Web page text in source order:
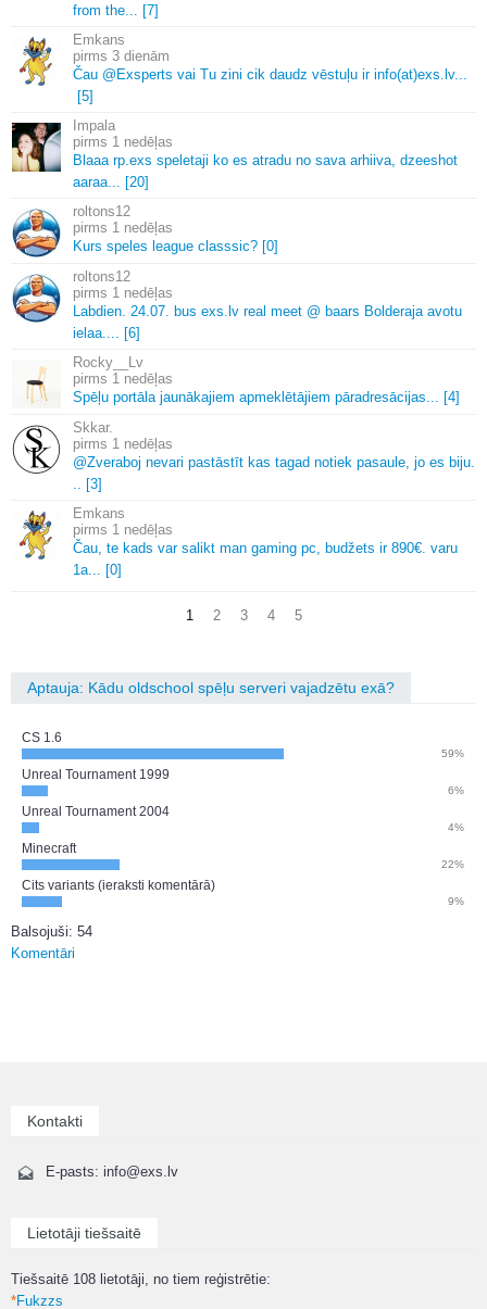
from the.
[7]
Emkans
3 dienām
Čau @Exsperts vai Tu zini cik daudz vēstuļu ir info(at)exs. lv.
[5]
Impala
1 nedēļas
Blaaa rp. exs speletaji ko es atradu no sava arhiiva, dzeeshot
aaraa.
[20]
roltons12
1 nedēļas
Kurs speles league classsic? [0]
roltons12
1 nedēļas
Labdien. 24. 07. bus exs. lv real meet @ baars Bolderaja avotu
ielaa.
[6]
Rocky__Lv
1 nedēļas
Spēļu portāla jaunākajiem apmeklētājiem pāradresācijas.
[4]
Skkar.
1 nedēļas
@Zveraboj nevari pastāstīt kas tagad notiek pasaule, jo es biju.
[3]
Emkans
1 nedēļas
Čau, te kads var salikt man gaming pc, budžets ir 890€. varu
1a.
[0]
1 2 3 4 5
Aptauja: Kādu oldschool spēļu serveri vajadzētu exā?
CS 1.6
59%
Unreal Tournament 1999
6%
Unreal Tournament 2004
4%
Minecraft
22%
Cits variants (ieraksti komentārā)
9%
Balsojuši: 54
Komentāri
Kontakti
E-pasts: info@exs.lv
Lietotāji tiešsaitē
Tiešsaitē 108 lietotāji, no tiem reģistrētie:
*Fukzzs